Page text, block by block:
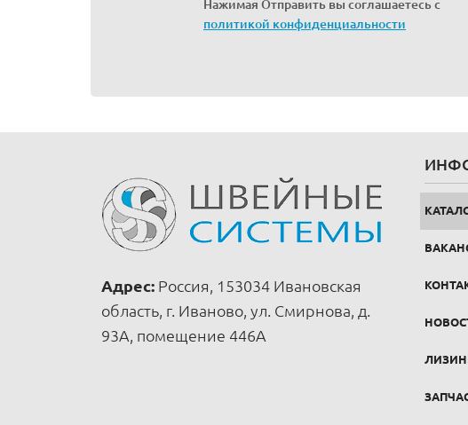
Нажимая Отправить вы соглашаетесь с
политикой конфиденциальности
Адрес: Россия, 153034 Ивановская
область, г. Иваново, ул. Смирнова, д.
93А, помещение 446А